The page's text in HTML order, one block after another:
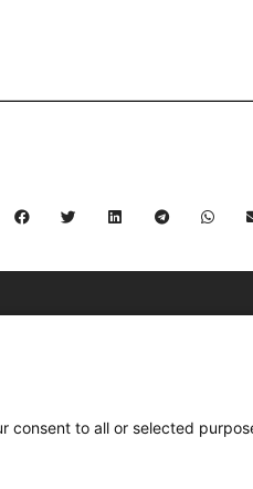
consent to all or selected